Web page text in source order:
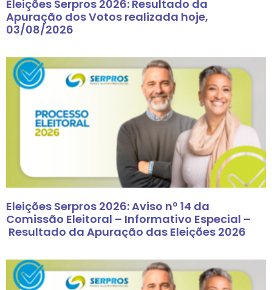
Eleições Serpros 2026: Resultado da
Apuração dos Votos realizada hoje,
03/08/2026
Eleições Serpros 2026: Aviso nº 14 da
Comissão Eleitoral – Informativo Especial –
Resultado da Apuração das Eleições 2026